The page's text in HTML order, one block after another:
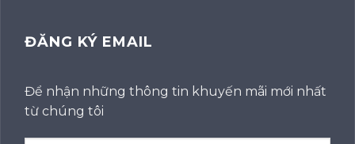
ĐĂNG KÝ EMAIL
Để nhận những thông tin khuyến mãi mới nhất
từ chúng tôi